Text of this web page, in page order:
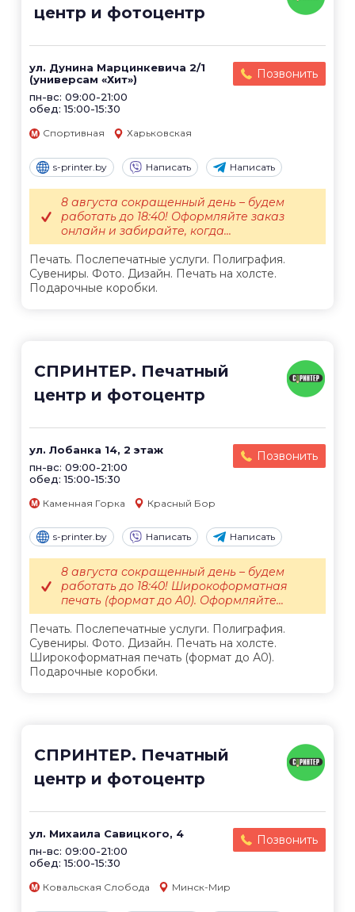
центр и фотоцентр
ул. Дунина Марцинкевича 2/1
(универсам «Хит»)
пн-вс: 09:00-21:00
обед: 15:00-15:30
Позвонить
Спортивная Харьковская
s-printer.by Написать Написать
Печать. Послепечатные услуги. Полиграфия.
Сувениры. Фото. Дизайн. Печать на холсте.
Подарочные коробки.
8 августа сокращенный день – будем
работать до 18:40! Оформляйте заказ
онлайн и забирайте, когда...
СПРИНТЕР. Печатный
центр и фотоцентр
ул. Лобанка 14, 2 этаж
пн-вс: 09:00-21:00
обед: 15:00-15:30
Позвонить
Каменная Горка Красный Бор
s-printer.by Написать Написать
Печать. Послепечатные услуги. Полиграфия.
Сувениры. Фото. Дизайн. Печать на холсте.
Широкоформатная печать (формат до А0).
Подарочные коробки.
8 августа сокращенный день – будем
работать до 18:40! Широкоформатная
печать (формат до А0). Оформляйте...
СПРИНТЕР. Печатный
центр и фотоцентр
ул. Михаила Савицкого, 4
пн-вс: 09:00-21:00
обед: 15:00-15:30
Позвонить
Ковальская Слобода Минск-Мир